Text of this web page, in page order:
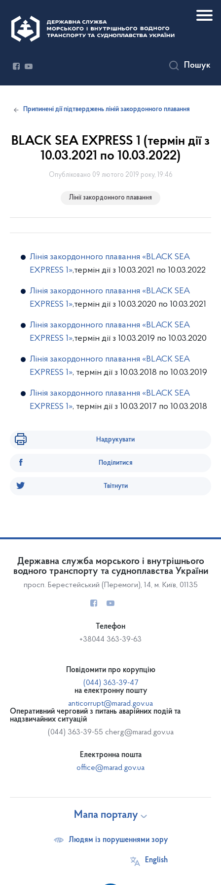
Пошук
Припинені дії підтверджень ліній закордонного плавання
BLACK SEA EXPRESS 1 (термін дії з
10.03.2021 по 10.03.2022)
Опубліковано 09 лютого 2019 року, 19:46
Лінії закордонного плавання
Лінія закордонного плавання «BLACK SEA
EXPRESS 1»,термін дії з 10.03.2021 по 10.03.2022
Лінія закордонного плавання «BLACK SEA
EXPRESS 1»,термін дії з 10.03.2020 по 10.03.2021
Лінія закордонного плавання «BLACK SEA
EXPRESS 1»,термін дії з 10.03.2019 по 10.03.2020
Лінія закордонного плавання «BLACK SEA
EXPRESS 1», термін дії з 10.03.2018 по 10.03.2019
Лінія закордонного плавання «BLACK SEA
EXPRESS 1», термін дії з 10.03.2017 по 10.03.2018
Надрукувати
Поділитися
Твітнути
Державна служба морського і внутрішнього
водного транспорту та судноплавства України
просп. Берестейський (Перемоги), 14, м. Київ, 01135
Телефон
+38044 363-39-63
Повідомити про корупцію
(044) 363-39-47
на електронну пошту
anticorrupt@marad.gov.ua
Оперативний черговий з питань аварійних подій та
надзвичайних ситуацій
(044) 363-39-55 cherg@marad.gov.ua
Електронна пошта
office@marad.gov.ua
Мапа порталу
Людям із порушеннями зору
English